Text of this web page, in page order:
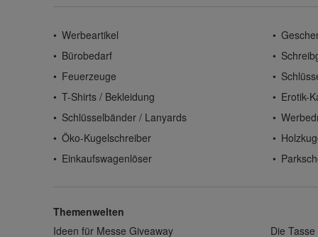
Werbeartikel
Bürobedarf
Feuerzeuge
T-Shirts / Bekleidung
Erotik-
Schlüsselbänder / Lanyards
Öko-Kugelschreiber
Einkaufswagenlöser
Themenwelten
Ideen für Messe Giveaway
Die